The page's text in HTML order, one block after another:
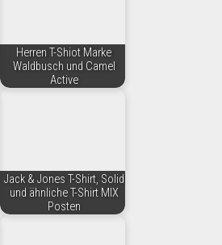
Herren T-Shiot Marke
Waldbusch und Camel
Active
Jack & Jones T-Shirt, Solid
und ähnliche T-Shirt MIX
Posten